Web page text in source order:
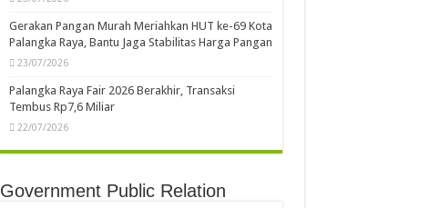
Gerakan Pangan Murah Meriahkan HUT ke-69 Kota
Palangka Raya, Bantu Jaga Stabilitas Harga Pangan
23/07/2026
Palangka Raya Fair 2026 Berakhir, Transaksi
Tembus Rp7,6 Miliar
22/07/2026
Government Public Relation